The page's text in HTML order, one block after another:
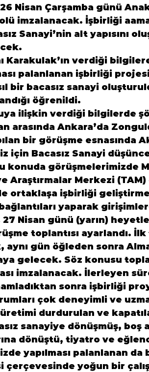
Nisan Çarşamba günü
imzalanacak. İşbirliği
Sanayi’nin alt yapısını
Karakulak’ın verdiği
palanlanan işbirliği
bir bacasız sanayi
öğrenildi.
ilişkin verdiği bilgilerde
arasında Ankara’da
bir görüşme esnasında
için Bacasız Sanayi
konuda görüşmelerimizde
Araştırmalar Merkezi
ortaklaşa işbirliği
yaparak
Nisan günü (yarın)
toplantısı ayarlandı.
gün öğleden sonra
gelecek. Söz konusu
imzalanacak. İlerleyen
sonra işbirliği
çok deneyimli ve
durdurulan ve
sanayiye dönüşmüş,
dönüştü, tiyatro ve
yapılması palanlanan
çerçevesinde yoğun bir